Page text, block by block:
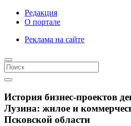
Редакция
О портале
Реклама на сайте
История бизнес-проектов
Лузина: жилое и
Псковской области